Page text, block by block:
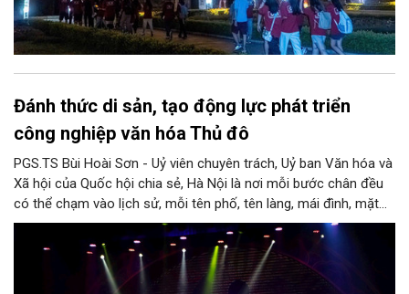
Đánh thức di sản, tạo động lực phát triển
công nghiệp văn hóa Thủ đô
PGS.TS Bùi Hoài Sơn - Uỷ viên chuyên trách, Uỷ ban Văn hóa và
Xã hội của Quốc hội chia sẻ, Hà Nội là nơi mỗi bước chân đều
có thể chạm vào lịch sử, mỗi tên phố, tên làng, mái đình, mặt
hồ, nếp nhà, câu hát, món ăn, làn điệu, nghề thủ công đều có
thể kể một câu chuyện về chiều sâu văn hiến của dân tộc.
Nhưng trong kỷ nguyên mới, câu hỏi đặt ra không chỉ Hà Nội có
bao nhiêu di sản, bao nhiêu văn nghệ sĩ, trí thức, không gian ký